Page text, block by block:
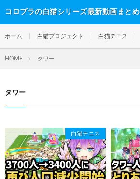
コロプラの白猫シリーズ最新動画まとめ
ホーム 白猫プロジェクト 白猫テニス
HOME タワー
タワー
白猫テニス